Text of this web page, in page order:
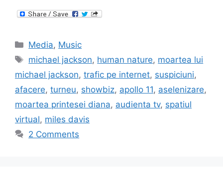
Categories
Media, Music
Tags
michael jackson, human nature, moartea lui
michael jackson, trafic pe internet, suspiciuni,
afacere, turneu, showbiz, apollo 11, aselenizare,
moartea printesei diana, audienta tv, spatiul
virtual, miles davis
2 Comments